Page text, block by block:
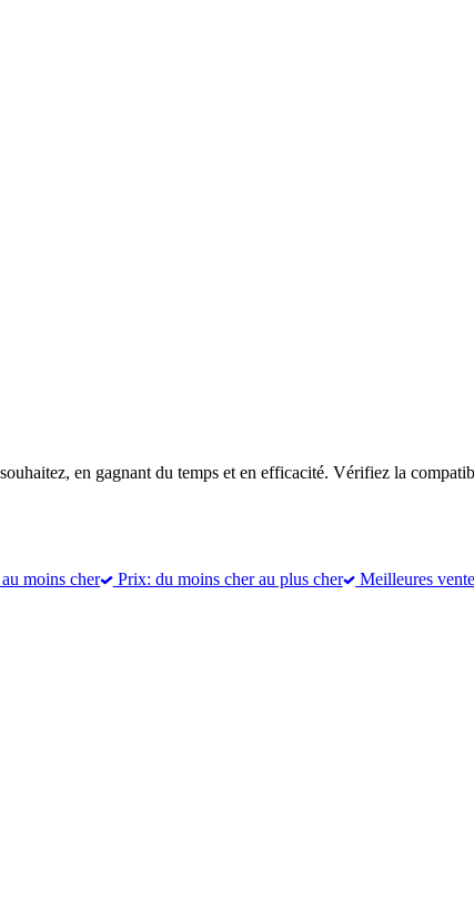
en gagnant du temps et en efficacité. Vérifiez la
moins cher Prix: du moins cher au plus cher Meilleures